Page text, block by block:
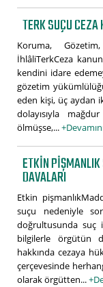
TERK SUÇU
Koruma,
İhlâliTerkCeza
kendini idare
gözetim
eden kişi, üç aydan
dolayısıyla
ölmüşse,...
ETKIN
DAVALARI
Etkin
suçu nedeniyle
doğrultusunda suç
bilgilerle örgütün
hakkında cezaya
çerçevesinde
olarak örgütten...